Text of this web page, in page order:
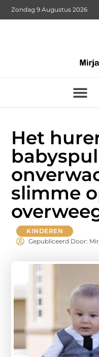
Zondag 9 Augustus 2026
Het
slimme
KINDEREN
Gepubliceerd Door: